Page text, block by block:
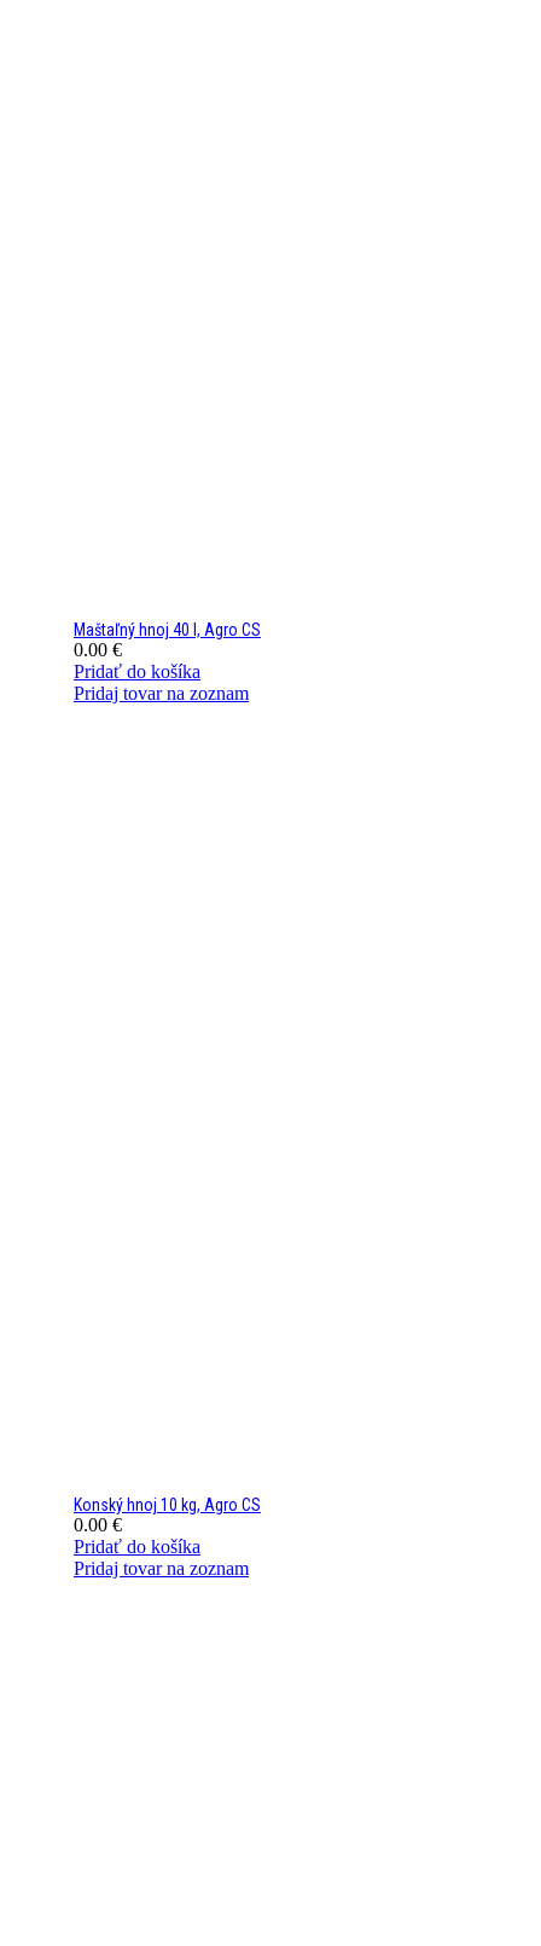
Maštaľný hnoj 40 l, Agro CS
0.00 €
Pridať do košíka
Pridaj tovar na zoznam
Konský hnoj 10 kg, Agro CS
0.00 €
Pridať do košíka
Pridaj tovar na zoznam